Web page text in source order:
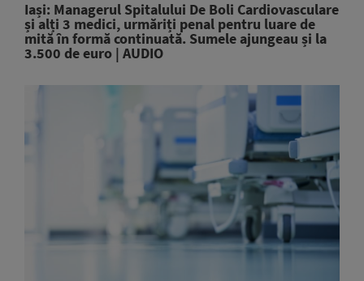
Iași: Managerul Spitalului De Boli Cardiovasculare
și alți 3 medici, urmăriți penal pentru luare de
mită în formă continuată. Sumele ajungeau și la
3.500 de euro | AUDIO